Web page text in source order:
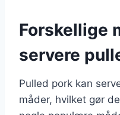
Forskellige
servere
Pulled pork kan
måder, hvilket gør